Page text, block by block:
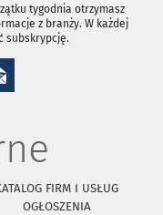
tygodnia otrzymasz
z branży. W każdej
subskrypcję.
FIRM I USŁUG
OGŁOSZENIA